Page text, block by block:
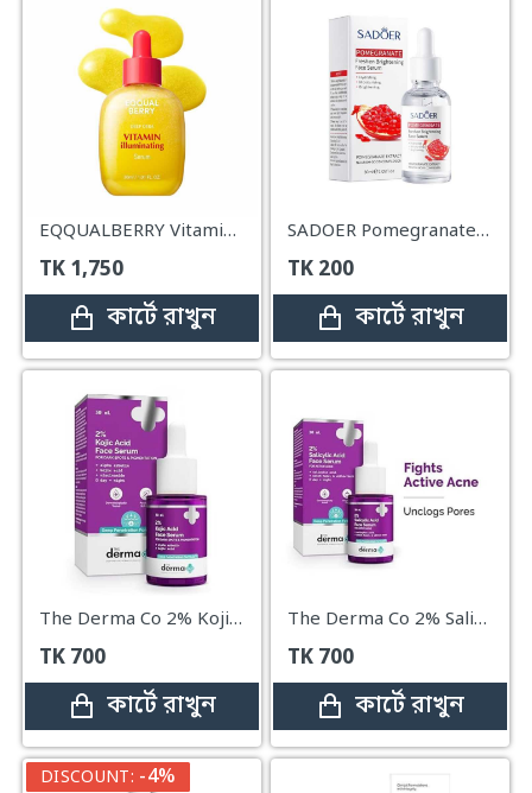
EQQUALBERRY Vitamin Illuminating Serum – 30ml
TK 1,750
কার্টে রাখুন
SADOER Pomegranate Fresh Brightening Face Serum
TK 200
কার্টে রাখুন
The Derma Co 2% Kojic Acid Face Serum – 30ml
TK 700
কার্টে রাখুন
The Derma Co 2% Salicylic Acid Face Serum – 30ml
TK 700
কার্টে রাখুন
DISCOUNT: -4%